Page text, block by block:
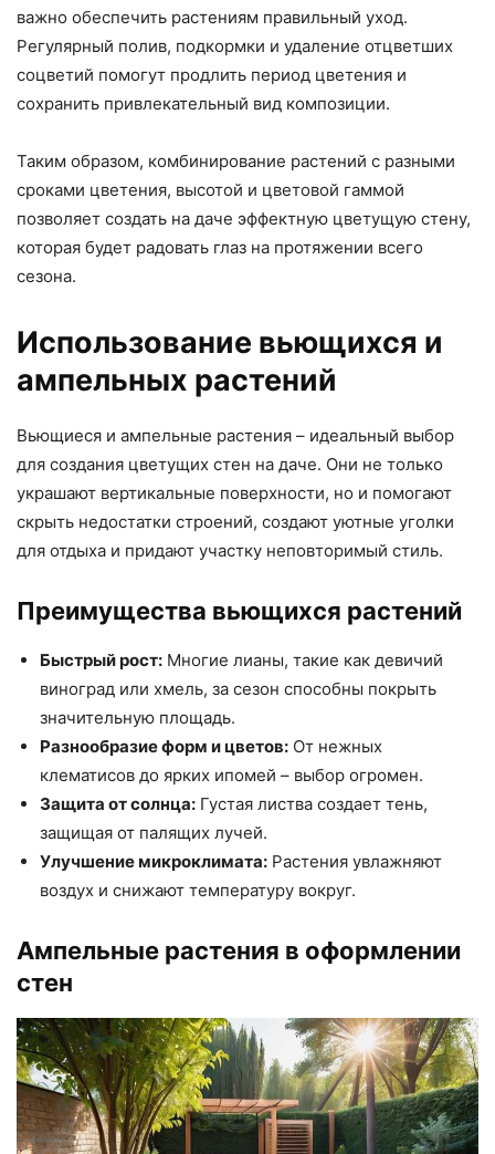
важно обеспечить растениям правильный уход.
Регулярный полив, подкормки и удаление отцветших
соцветий помогут продлить период цветения и
сохранить привлекательный вид композиции.
Таким образом, комбинирование растений с разными
сроками цветения, высотой и цветовой гаммой
позволяет создать на даче эффектную цветущую стену,
которая будет радовать глаз на протяжении всего
сезона.
Использование вьющихся и
ампельных растений
Вьющиеся и ампельные растения – идеальный выбор
для создания цветущих стен на даче. Они не только
украшают вертикальные поверхности, но и помогают
скрыть недостатки строений, создают уютные уголки
для отдыха и придают участку неповторимый стиль.
Преимущества вьющихся растений
Быстрый рост: Многие лианы, такие как девичий
виноград или хмель, за сезон способны покрыть
значительную площадь.
Разнообразие форм и цветов: От нежных
клематисов до ярких ипомей – выбор огромен.
Защита от солнца: Густая листва создает тень,
защищая от палящих лучей.
Улучшение микроклимата: Растения увлажняют
воздух и снижают температуру вокруг.
Ампельные растения в оформлении
стен